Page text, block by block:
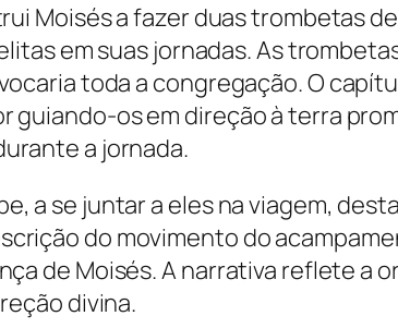
Moisés a fazer duas trombetas
em suas jornadas. As
toda a congregação. O
guiando-os em direção à terra
a jornada.
a se juntar a eles na viagem,
do movimento do
de Moisés. A narrativa reflete a
divina.